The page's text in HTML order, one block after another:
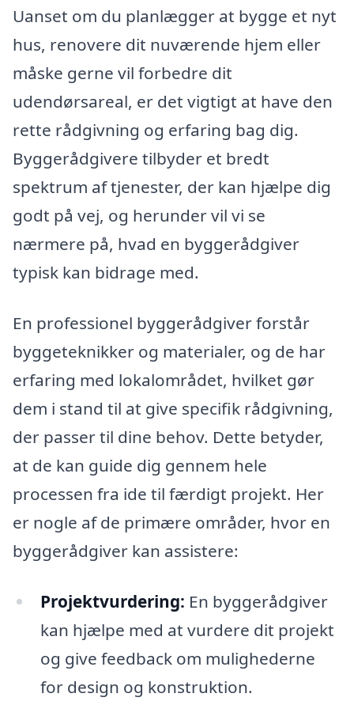
Uanset om du planlægger at bygge et nyt
hus, renovere dit nuværende hjem eller
måske gerne vil forbedre dit
udendørsareal, er det vigtigt at have den
rette rådgivning og erfaring bag dig.
Byggerådgivere tilbyder et bredt
spektrum af tjenester, der kan hjælpe dig
godt på vej, og herunder vil vi se
nærmere på, hvad en byggerådgiver
typisk kan bidrage med.
En professionel byggerådgiver forstår
byggeteknikker og materialer, og de har
erfaring med lokalområdet, hvilket gør
dem i stand til at give specifik rådgivning,
der passer til dine behov. Dette betyder,
at de kan guide dig gennem hele
processen fra ide til færdigt projekt. Her
er nogle af de primære områder, hvor en
byggerådgiver kan assistere:
Projektvurdering: En byggerådgiver
kan hjælpe med at vurdere dit projekt
og give feedback om mulighederne
for design og konstruktion.